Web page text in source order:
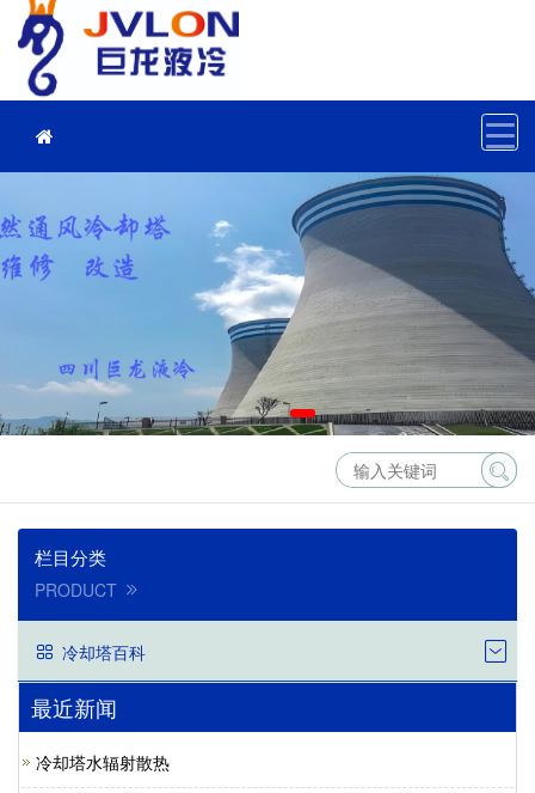
栏目分类
PRODUCT
冷却塔百科
最近新闻
冷却塔水辐射散热